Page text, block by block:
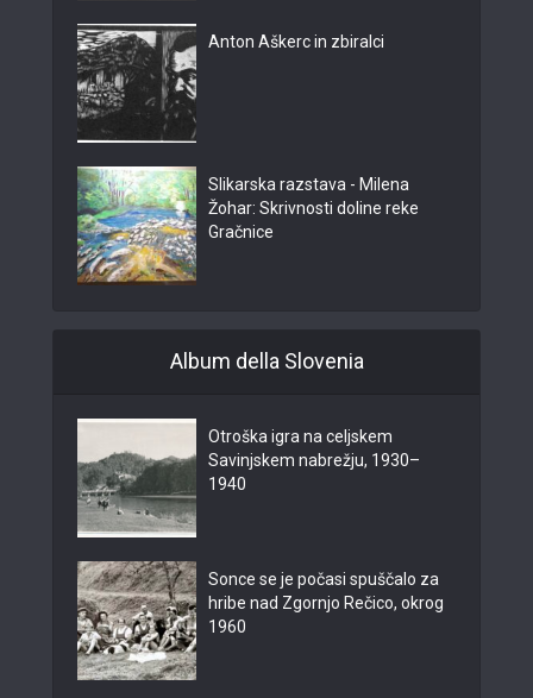
Anton Aškerc in zbiralci
Slikarska razstava - Milena
Žohar: Skrivnosti doline reke
Gračnice
Album della Slovenia
Otroška igra na celjskem
Savinjskem nabrežju, 1930–
1940
Sonce se je počasi spuščalo za
hribe nad Zgornjo Rečico, okrog
1960